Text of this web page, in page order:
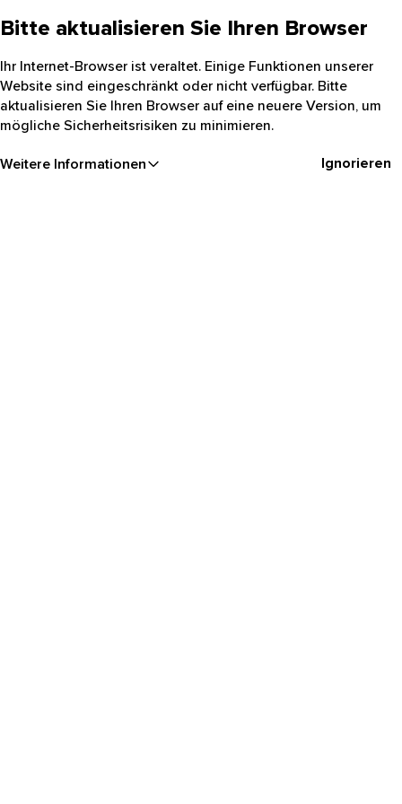
Bitte aktualisieren Sie Ihren Browser
Ihr Internet-Browser ist veraltet. Einige Funktionen unserer
Website sind eingeschränkt oder nicht verfügbar. Bitte
aktualisieren Sie Ihren Browser auf eine neuere Version, um
mögliche Sicherheitsrisiken zu minimieren.
Weitere Informationen Ignorieren